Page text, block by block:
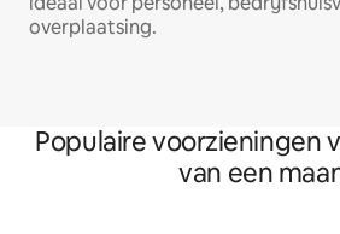
overplaatsing.
Populaire voorzieningen
van een